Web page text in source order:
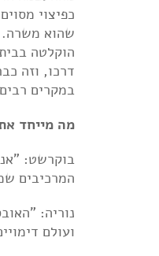
כפיצוי
שהוא משרה.
הוקלטה
דרכו, וזה
במקרים
מה מייחד
בוקרשט:
המרכיבים
נוריה:
ועולם